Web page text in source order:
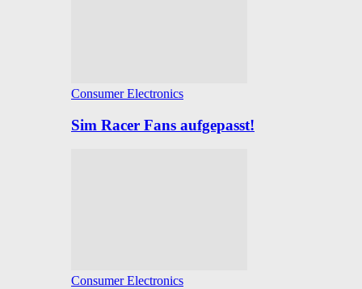
Consumer Electronics
Sim Racer Fans aufgepasst!
Consumer Electronics